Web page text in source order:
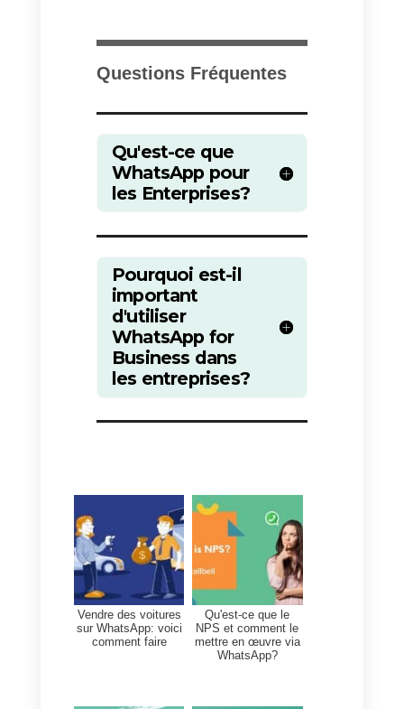
En plus, Callbell offre une série
plateformes y fonctions
avancéesqui peuvent aider les
entreprises à améliorer leur
productivité. Par exemple, la
plateforme permet de router les
conversations au travers d’un
Le bot reçoit les premiers
messages et les réponds comme
il peut, après il envoi la
Un autre avantage deCallbell
qu’il permet aux entreprises
d’intégrer WhatsApp dans
multiples applis, comme par